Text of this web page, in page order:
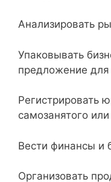
Анализировать
Упаковывать
предложение для
Регистрировать
самозанятого
Вести финансы и
Организовать